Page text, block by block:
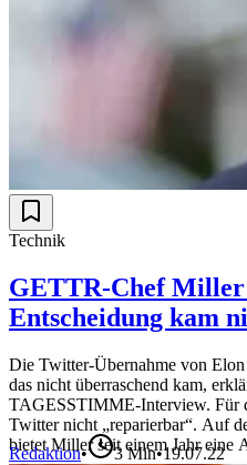
Technik
GETTR-Chef
Entscheidung kam
Die Twitter-Übernahme von
das nicht überraschend kam,
TAGESSTIMME-Interview. Für
Twitter nicht „reparierbar“. Auf
bietet Miller seit einem Jahr eine
Redaktion• 3Min•19.07.22